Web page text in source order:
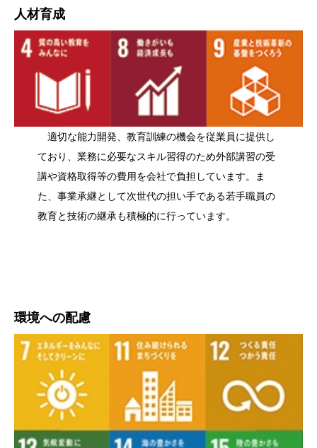
人材育成
適切な能力開発、教育訓練の機会を従業員に提供し
ており、業務に必要なスキル習得のため外部講習の受
講や資格取得等の費用を会社で負担しています。ま
た、事業承継として次世代の担い手である若手職員の
教育と技術の継承も積極的に行っています。
環境への配慮